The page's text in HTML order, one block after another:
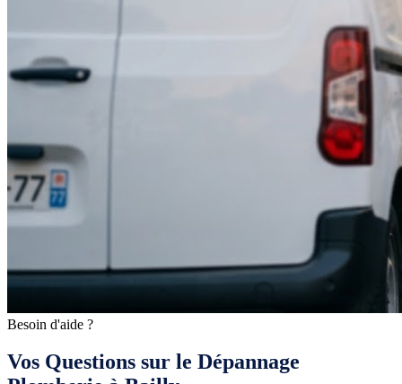
Besoin d'aide ?
Vos Questions sur le Dépannage